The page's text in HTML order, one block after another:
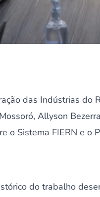
das Indústrias do
Allyson
o Sistema FIERN e o
do trabalho